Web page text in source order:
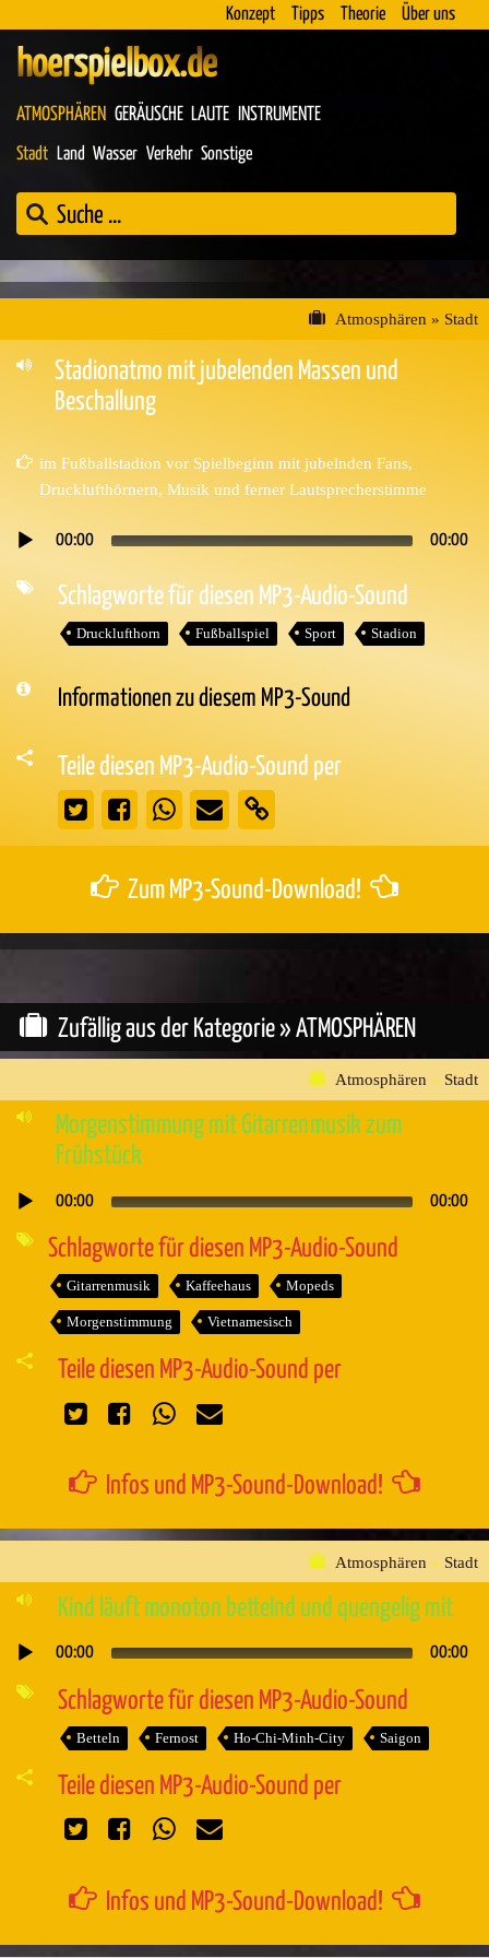
Konzept Tipps Theorie Über uns
hoerspielbox.de
ATMOSPHÄREN GERÄUSCHE LAUTE INSTRUMENTE
Stadt Land Wasser Verkehr Sonstige
Atmosphären » Stadt
Stadionatmo mit jubelenden Massen und
Beschallung
im Fußballstadion vor Spielbeginn mit jubelnden Fans,
Drucklufthörnern, Musik und ferner Lautsprecherstimme
Audio-
00:00 00:00
Schlagworte für diesen MP3-Audio-Sound
Drucklufthorn Fußballspiel Sport Stadion
Informationen zu diesem MP3-Sound
Teile diesen MP3-Audio-Sound per
Zum MP3-Sound-Download!
Zufällig aus der Kategorie » ATMOSPHÄREN
Atmosphären » Stadt
Morgenstimmung mit Gitarrenmusik zum
Frühstück
Audio-
00:00 00:00
Schlagworte für diesen MP3-Audio-Sound
Gitarrenmusik Kaffeehaus Mopeds
Morgenstimmung Vietnamesisch
Teile diesen MP3-Audio-Sound per
Infos und MP3-Sound-Download!
Atmosphären » Stadt
Kind läuft monoton bettelnd und quengelig mit
Audio-
00:00 00:00
Schlagworte für diesen MP3-Audio-Sound
Betteln Fernost Ho-Chi-Minh-City Saigon
Teile diesen MP3-Audio-Sound per
Infos und MP3-Sound-Download!